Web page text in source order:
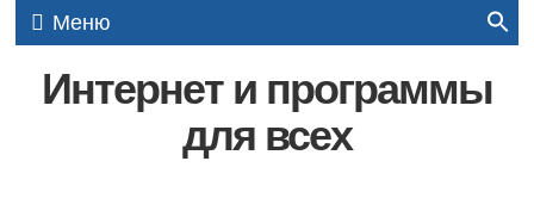
Меню
Интернет и программы
для всех